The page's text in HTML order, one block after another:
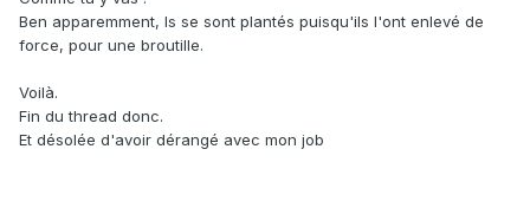
Ben apparemment, ls se sont plantés puisqu'ils l'ont enlevé de
force, pour une broutille.
Voilà.
Fin du thread donc.
Et désolée d'avoir dérangé avec mon job